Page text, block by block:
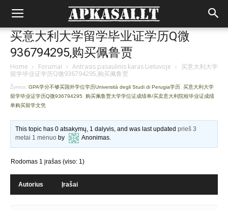
买意大利大学留学毕业证学历Q微
936794295,购买佩鲁贾
Home › Forumai › Antrasis pasaulinis karas Lietuvoje › 买意大利大学
留学毕业证学历Q微936794295,购买佩鲁贾
Žymos: GPA学分不够买国外学位学历Università degli Studi di Perugia学历 买意大利大学
留学毕业证学历Q微936794295
购买佩鲁贾大学学位证成绩单/买卖意大利院校毕业证成绩
单购买留学文凭
This topic has 0 atsakymų, 1 dalyvis, and was last updatedprieš 3
metai 1 mėnuo by Anonimas.
Rodomas 1 įrašas (viso: 1)
Autorius Įrašai